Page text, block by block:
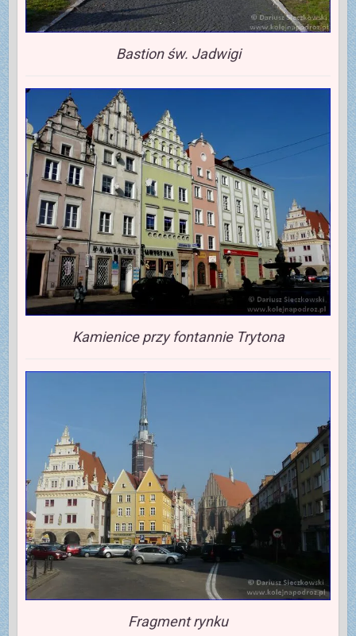
Bastion św. Jadwigi
Kamienice przy fontannie Trytona
Fragment rynku